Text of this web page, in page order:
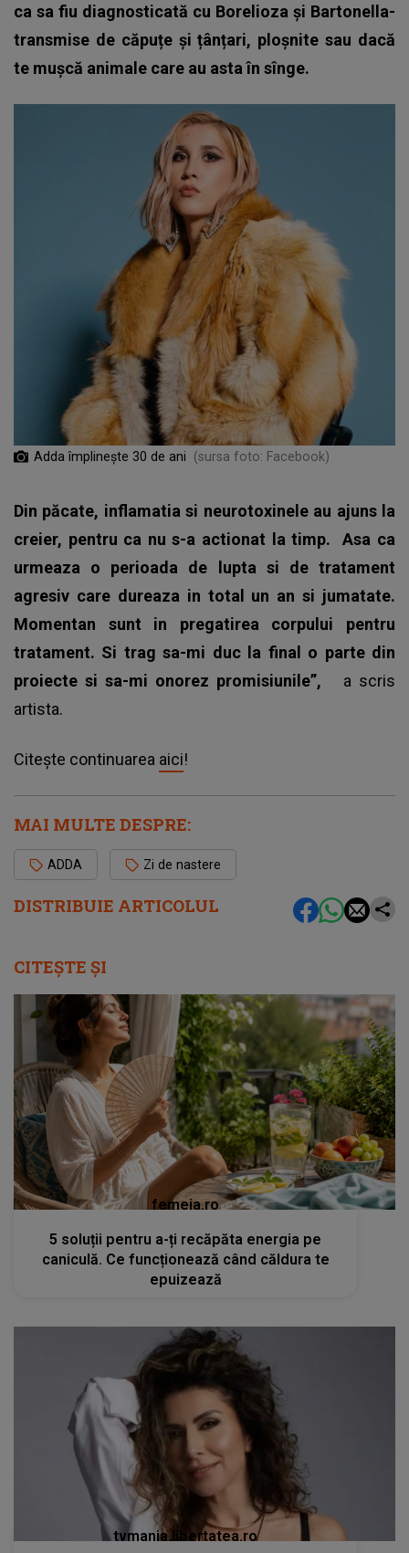
DISTRIBUIE ARTICOLUL
ca sa fiu diagnosticată cu Borelioza și Bartonella-
transmise de căpuțe și țânțari, ploșnite sau dacă
te mușcă animale care au asta în sînge.
Adda împlinește 30 de ani (sursa foto: Facebook)
Din păcate, inflamatia si neurotoxinele au ajuns la
creier, pentru ca nu s-a actionat la timp.Asa ca
urmeaza o perioada de lupta si de tratament
agresiv care dureaza in total un an si jumatate.
Momentan sunt in pregatirea corpului pentru
tratament. Si trag sa-mi duc la final o parte din
proiecte si sa-mi onorez promisiunile”,
a scris
artista.
Citește continuarea aici!
MAI MULTE DESPRE:
ADDA Zi de nastere
CITEȘTE ȘI
femeia.ro
5 soluții pentru a-ți recăpăta energia pe
caniculă. Ce funcționează când căldura te
epuizează
tvmania.libertatea.ro